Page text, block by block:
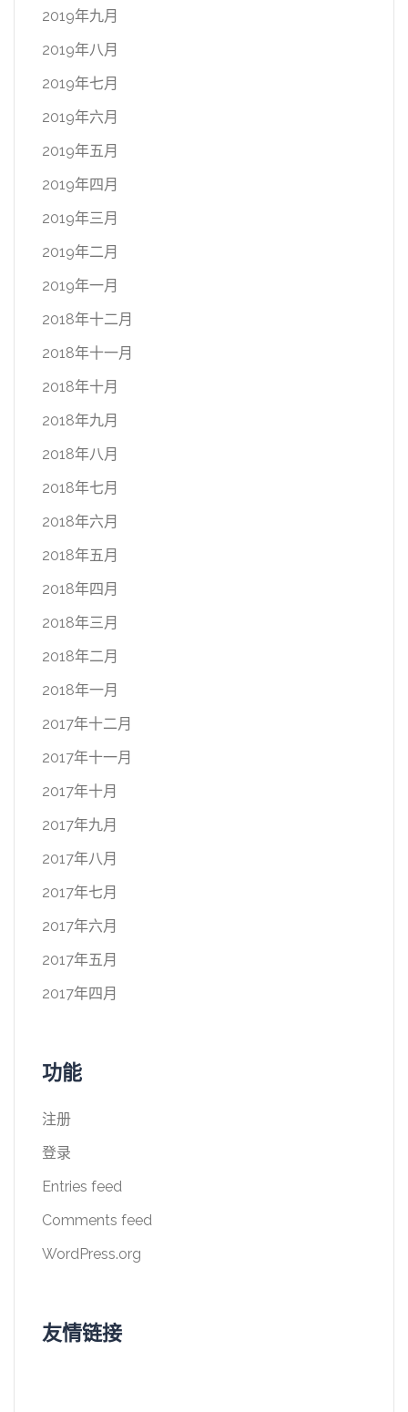
2019年九月
2019年八月
2019年七月
2019年六月
2019年五月
2019年四月
2019年三月
2019年二月
2019年一月
2018年十二月
2018年十一月
2018年十月
2018年九月
2018年八月
2018年七月
2018年六月
2018年五月
2018年四月
2018年三月
2018年二月
2018年一月
2017年十二月
2017年十一月
2017年十月
2017年九月
2017年八月
2017年七月
2017年六月
2017年五月
2017年四月
功能
注册
登录
Entries feed
Comments feed
WordPress.org
友情链接